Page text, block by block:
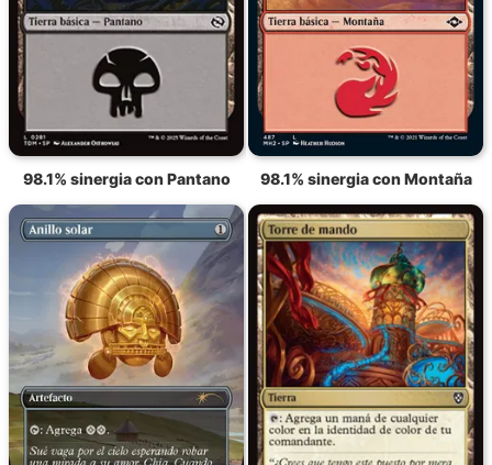
98.1% sinergia con Pantano 98.1% sinergia con Montaña